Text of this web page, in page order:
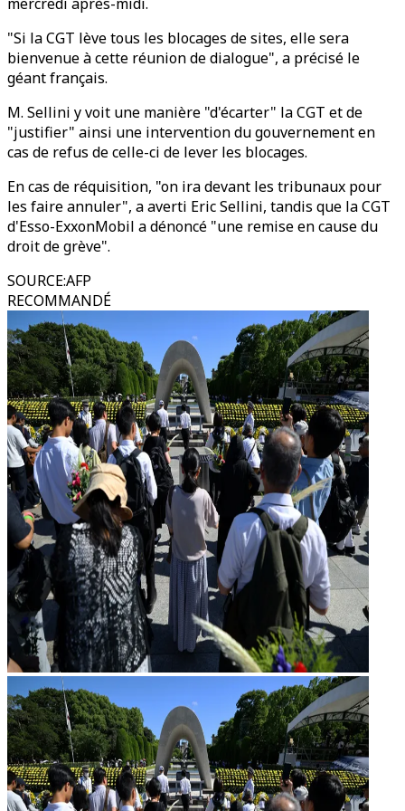
"Si la CGT lève tous les blocages de sites, elle sera
bienvenue à cette réunion de dialogue", a précisé le
géant français.
M. Sellini y voit une manière "d'écarter" la CGT et de
"justifier" ainsi une intervention du gouvernement en
cas de refus de celle-ci de lever les blocages.
En cas de réquisition, "on ira devant les tribunaux pour
les faire annuler", a averti Eric Sellini, tandis que la CGT
d'Esso-ExxonMobil a dénoncé "une remise en cause du
droit de grève".
SOURCE:AFP
RECOMMANDÉ